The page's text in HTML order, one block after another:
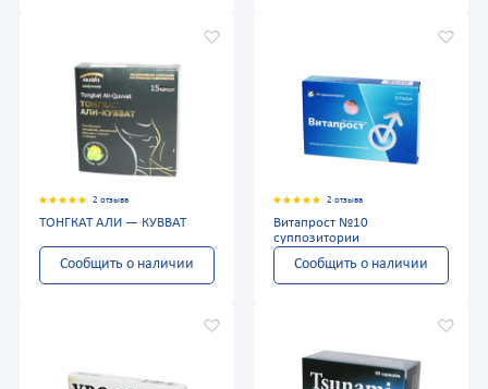
2 отзыва
ТОНГКАТ АЛИ — КУВВАТ
Сообщить о наличии
2 отзыва
Витапрост №10
суппозитории
Сообщить о наличии